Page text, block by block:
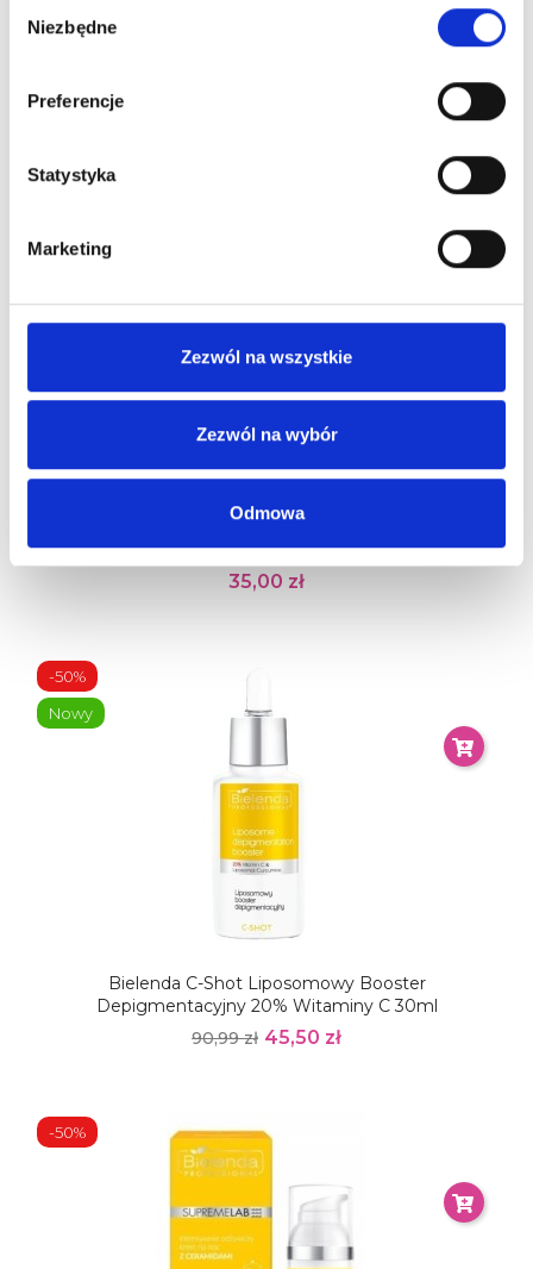
zgody
Niezbędne
Preferencje
Statystyka
Marketing
Zezwól na wszystkie
Zezwól na wybór
Odmowa
Atopowej Wrażliwej I...
35,00 zł
Bielenda C-Shot Liposomowy Booster
Depigmentacyjny 20% Witaminy C 30ml
90,99 zł 45,50 zł
-50%
Nowy
-50%